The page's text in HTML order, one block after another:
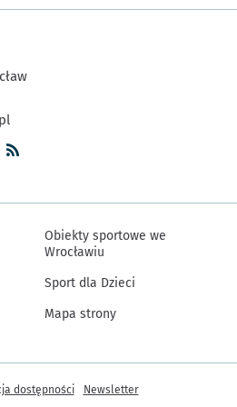
Obiekty sportowe we
Wrocławiu
Sport dla Dzieci
Mapa strony
dostępności Newsletter